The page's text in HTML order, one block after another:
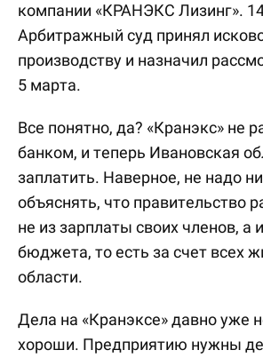
компании «КРАНЭКС Лизинг».
Арбитражный суд принял
производству и назначил
5 марта.
Все понятно, да? «Кранэкс» не
банком, и теперь Ивановская
заплатить. Наверное, не надо
объяснять, что правительство
не из зарплаты своих членов, а
бюджета, то есть за счет всех
области.
Дела на «Кранэксе» давно уже
хороши. Предприятию нужны